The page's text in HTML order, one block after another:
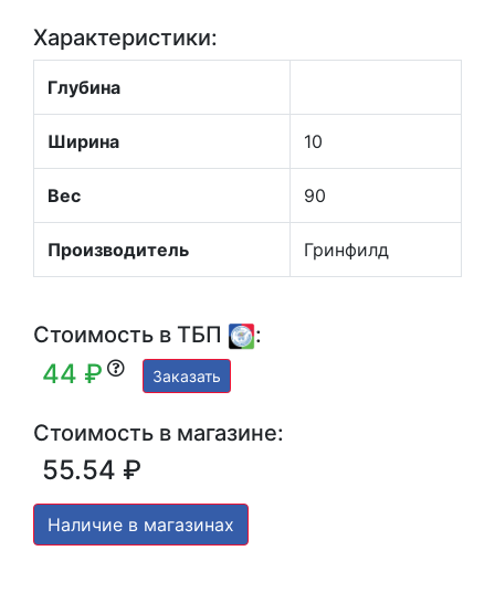
Характеристики:
Глубина
Ширина 10
Вес 90
Производитель Гринфилд
Стоимость в ТБП :
44 ₽ Заказать
Стоимость в магазине:
55.54 ₽
Наличие в магазинах